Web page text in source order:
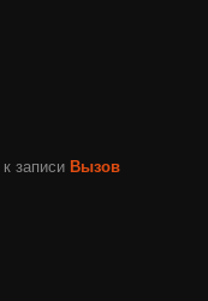
к записиВызов